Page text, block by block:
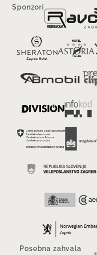
Sponzori
Posebna zahvala